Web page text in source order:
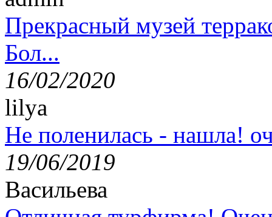
Прекрасный музей
Бол...
16/02/2020
lilya
Не поленилась - нашла!
19/06/2019
Васильева